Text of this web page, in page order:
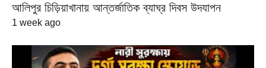
আলিপুর চিড়িয়াখানায় আন্তর্জাতিক ব্যাঘ্র দিবস উদযাপন
1 week ago